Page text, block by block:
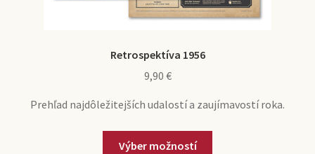
Retrospektíva 1956
9,90 €
Prehľad najdôležitejších udalostí a zaujímavostí roka.
Výber možností